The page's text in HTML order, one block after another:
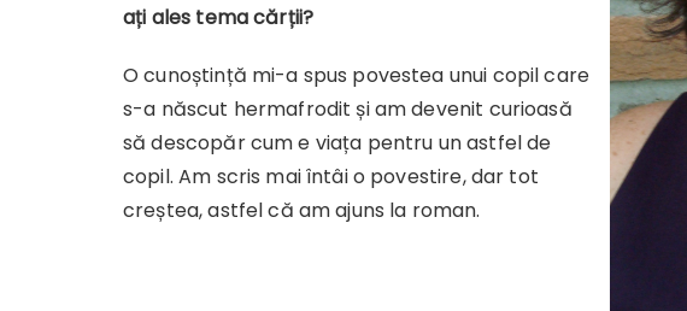
ați ales tema cărții?
O cunoștință mi-a spus povestea unui copil care
s-a născut hermafrodit și am devenit curioasă
să descopăr cum e viața pentru un astfel de
copil. Am scris mai întâi o povestire, dar tot
creștea, astfel că am ajuns la roman.